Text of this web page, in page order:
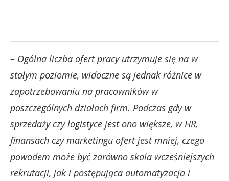
– Ogólna liczba ofert pracy utrzymuje się na w
stałym poziomie, widoczne są jednak różnice w
zapotrzebowaniu na pracowników w
poszczególnych działach firm. Podczas gdy w
sprzedaży czy logistyce jest ono większe, w HR,
finansach czy marketingu ofert jest mniej, czego
powodem może być zarówno skala wcześniejszych
rekrutacji, jak i postępująca automatyzacja i